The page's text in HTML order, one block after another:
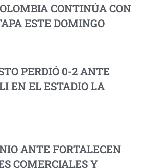
CONTINÚA CON
ESTE DOMINGO
PERDIÓ 0-2 ANTE
EN EL ESTADIO LA
ANTE FORTALECEN
COMERCIALES Y